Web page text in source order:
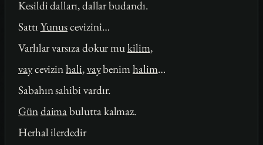
Kesildi dalları, dallar budandı.
Sattı Yunuscevizini…
Varlılar varsıza dokur mukilim,
vaycevizinhali,vaybenimhalim…
Sabahın sahibi vardır.
Gündaimabulutta kalmaz.
Herhal ilerdedir